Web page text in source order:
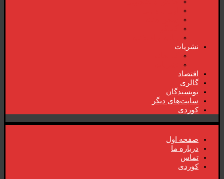
نشریات
اقتصاد
گالری
نویسندگان
سایت‌های دیگر
کوردی
صفحە اول
دربارە ما
تماس
کوردی